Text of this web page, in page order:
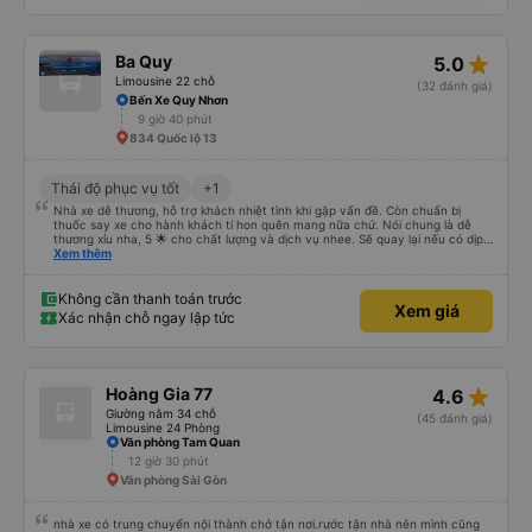
Ba Quy
Limousine 22 chỗ
5.0 star_rate
(32 đánh giá)
Bến Xe Quy Nhơn
9 giờ 40 phút
834 Quốc lộ 13
Thái độ phục vụ tốt +1
Nhà xe dễ thương, hỗ trợ khách nhiệt tình khi gặp vấn đề. Còn chuẩn bị
thuốc say xe cho hành khách tí hon quên mang nữa chứ. Nói chung là dễ
thương xỉu nha, 5 🌟 cho chất lượng và dịch vụ nhee. Sẽ quay lại nếu có dịp
cần 💕
Xem thêm
Không cần thanh toán trước
Xác nhận chỗ ngay lập tức
Xem giá
Hoàng Gia 77
Giường nằm 34 chỗ
Limousine 24 Phòng
4.6 star_rate
(45 đánh giá)
Văn phòng Tam Quan
12 giờ 30 phút
Văn phòng Sài Gòn
nhà xe có trung chuyển nội thành chở tận nơi.rước tận nhà nên mình cũng